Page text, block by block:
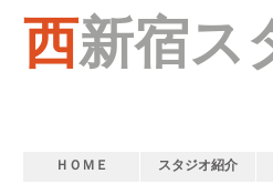
西新宿ス
ＨＯＭＥ スタジオ紹介